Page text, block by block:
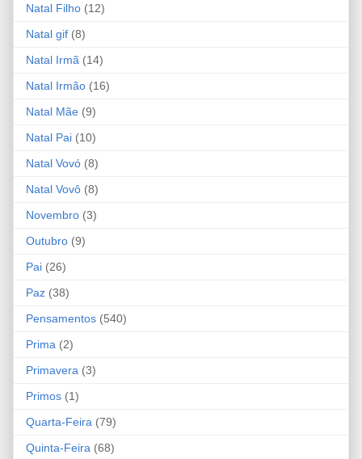
Natal Filho (12)
Natal gif (8)
Natal Irmã (14)
Natal Irmão (16)
Natal Mãe (9)
Natal Pai (10)
Natal Vovó (8)
Natal Vovô (8)
Novembro (3)
Outubro (9)
Pai (26)
Paz (38)
Pensamentos (540)
Prima (2)
Primavera (3)
Primos (1)
Quarta-Feira (79)
Quinta-Feira (68)